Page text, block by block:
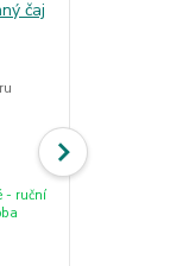
- ruční
vybraných
trávení i při